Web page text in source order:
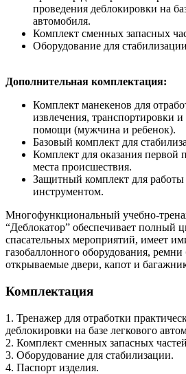
проведения деблокировки на
автомобиля.
Комплект сменных запасных
Оборудование для
Дополнительная комплектация:
Комплект манекенов для
извлечения, транспортировки и
помощи (мужчина и ребенок).
Базовый комплект для
Комплект для оказания первой
места происшествия.
Защитный комплект для работы
инструментом.
Многофункциональный учебно-
“Деблокатор” обеспечивает полный
спасательных мероприятий, имеет
газобаллонного оборудования, ремни
открываемые двери, капот и
Комплектация
1. Тренажер для отработки
деблокировки на базе легкового
2. Комплект сменных запасных
3. Оборудование для стабилизации.
4. Паспорт изделия.